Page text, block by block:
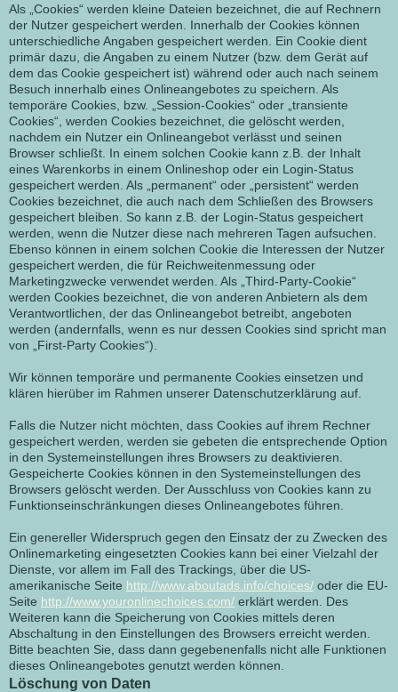
Als „Cookies“ werden kleine Dateien bezeichnet, die auf Rechnern
der Nutzer gespeichert werden. Innerhalb der Cookies können
unterschiedliche Angaben gespeichert werden. Ein Cookie dient
primär dazu, die Angaben zu einem Nutzer (bzw. dem Gerät auf
dem das Cookie gespeichert ist) während oder auch nach seinem
Besuch innerhalb eines Onlineangebotes zu speichern. Als
temporäre Cookies, bzw. „Session-Cookies“ oder „transiente
Cookies“, werden Cookies bezeichnet, die gelöscht werden,
nachdem ein Nutzer ein Onlineangebot verlässt und seinen
Browser schließt. In einem solchen Cookie kann z.B. der Inhalt
eines Warenkorbs in einem Onlineshop oder ein Login-Status
gespeichert werden. Als „permanent“ oder „persistent“ werden
Cookies bezeichnet, die auch nach dem Schließen des Browsers
gespeichert bleiben. So kann z.B. der Login-Status gespeichert
werden, wenn die Nutzer diese nach mehreren Tagen aufsuchen.
Ebenso können in einem solchen Cookie die Interessen der Nutzer
gespeichert werden, die für Reichweitenmessung oder
Marketingzwecke verwendet werden. Als „Third-Party-Cookie“
werden Cookies bezeichnet, die von anderen Anbietern als dem
Verantwortlichen, der das Onlineangebot betreibt, angeboten
werden (andernfalls, wenn es nur dessen Cookies sind spricht man
von „First-Party Cookies“).
Wir können temporäre und permanente Cookies einsetzen und
klären hierüber im Rahmen unserer Datenschutzerklärung auf.
Falls die Nutzer nicht möchten, dass Cookies auf ihrem Rechner
gespeichert werden, werden sie gebeten die entsprechende Option
in den Systemeinstellungen ihres Browsers zu deaktivieren.
Gespeicherte Cookies können in den Systemeinstellungen des
Browsers gelöscht werden. Der Ausschluss von Cookies kann zu
Funktionseinschränkungen dieses Onlineangebotes führen.
Ein genereller Widerspruch gegen den Einsatz der zu Zwecken des
Onlinemarketing eingesetzten Cookies kann bei einer Vielzahl der
Dienste, vor allem im Fall des Trackings, über die US-
amerikanische Seite http://www.aboutads.info/choices/ oder die EU-
Seite http://www.youronlinechoices.com/ erklärt werden. Des
Weiteren kann die Speicherung von Cookies mittels deren
Abschaltung in den Einstellungen des Browsers erreicht werden.
Bitte beachten Sie, dass dann gegebenenfalls nicht alle Funktionen
dieses Onlineangebotes genutzt werden können.
Löschung von Daten